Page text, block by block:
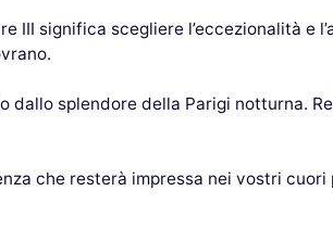
III significa scegliere l’eccezionalità e
splendore della Parigi notturna.
che resterà impressa nei vostri